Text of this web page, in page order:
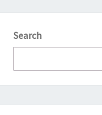
Search